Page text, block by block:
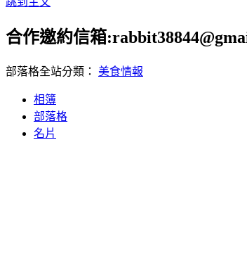
合作邀約信箱
部落格全站分類： 美食情報
相簿
部落格
名片